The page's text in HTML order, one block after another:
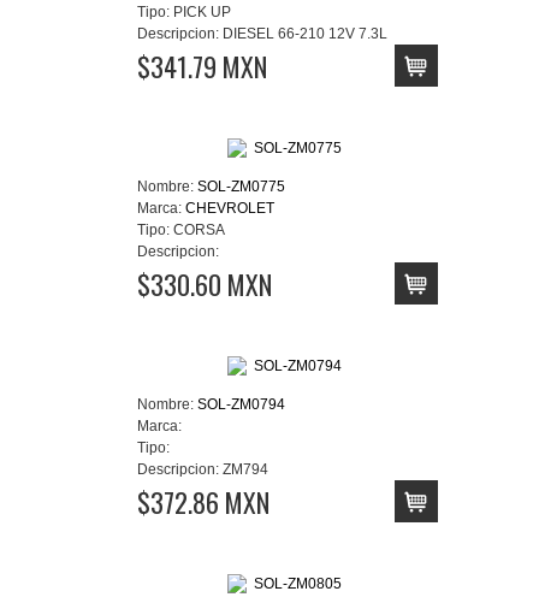
Tipo: PICK UP
Descripcion: DIESEL 66-210 12V 7.3L
$341.79 MXN
Nombre: SOL-ZM0775
Marca: CHEVROLET
Tipo: CORSA
Descripcion:
$330.60 MXN
Nombre: SOL-ZM0794
Marca:
Tipo:
Descripcion: ZM794
$372.86 MXN